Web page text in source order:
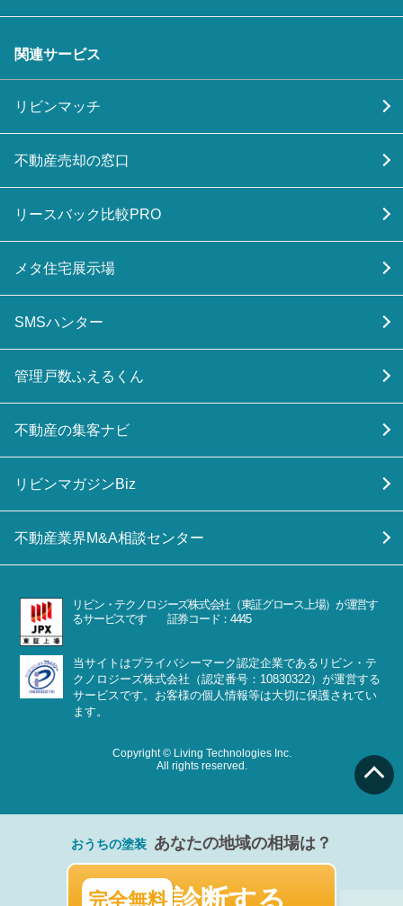
関連サービス
リビンマッチ
不動産売却の窓口
リースバック比較PRO
メタ住宅展示場
SMSハンター
管理戸数ふえるくん
不動産の集客ナビ
リビンマガジンBiz
不動産業界M&A相談センター
リビン・テクノロジーズ株式会社（東証グロース上場）が運営す
るサービスです 証券コード：4445
当サイトはプライバシーマーク認定企業であるリビン・テ
クノロジーズ株式会社（認定番号：10830322）が運営する
サービスです。お客様の個人情報等は大切に保護されてい
ます。
Copyright © Living Technologies Inc.
All rights reserved.
おうちの塗装 あなたの地域の相場は？
完全無料